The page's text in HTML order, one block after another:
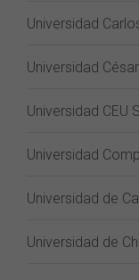
Universidad
Universidad
Universidad CEU
Universidad
Universidad de
Universidad de